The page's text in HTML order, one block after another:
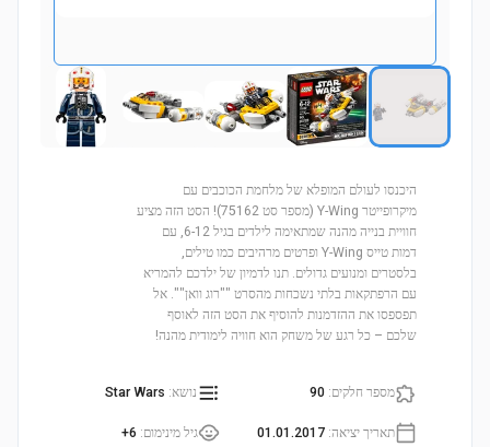
היכנסו לעולם המופלא של מלחמת הכוכבים עם
מיקרופייטר Y-Wing (מספר סט 75162)! הסט הזה מציע
חוויית בנייה מהנה שמתאימה לילדים בגיל 6-12, עם
דמות טייס Y-Wing ופרטים מרהיבים כמו טילים,
בלסטרים ומנועים גדולים. תנו לדמיון של ילדכם להמריא
עם הרפתקאות בלתי נשכחות מהסרט ""רוג וואן"". אל
תפספסו את ההזדמנות להוסיף את הסט הזה לאוסף
שלכם – כל רגע של משחק הוא חוויה לימודית מהנה!
מספר חלקים:
90 נושא:
Star Wars
תאריך יציאה:
01.01.2017 גיל מינימום:
6+